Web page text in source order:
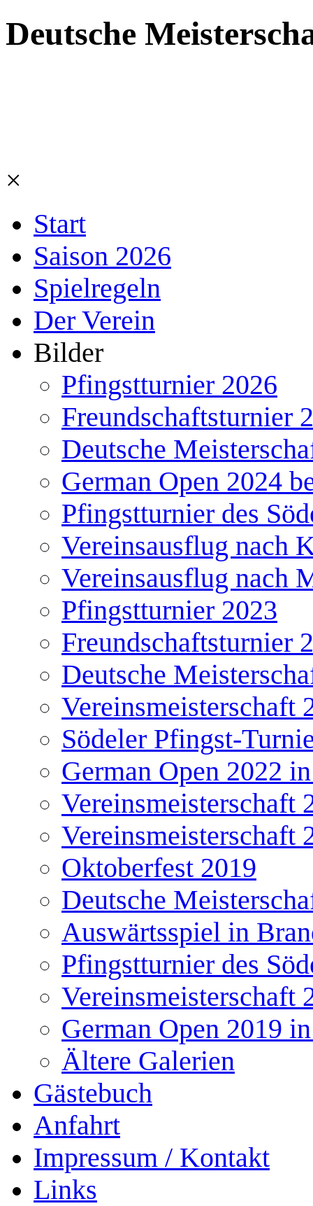
Deutsche
×
Start
Saison 2026
Spielregeln
Der Verein
Bilder
Pfingstturnier 2026
Freundschaftsturnier
Deutsche
German Open 2024
Pfingstturnier des
Vereinsausflug nach
Vereinsausflug nach
Pfingstturnier 2023
Freundschaftsturnier
Deutsche
Vereinsmeisterschaft
Södeler Pfingst-
German Open 2022
Vereinsmeisterschaft
Vereinsmeisterschaft
Oktoberfest 2019
Deutsche
Auswärtsspiel in
Pfingstturnier des
Vereinsmeisterschaft
German Open 2019
Ältere Galerien
Gästebuch
Anfahrt
Impressum / Kontakt
Links